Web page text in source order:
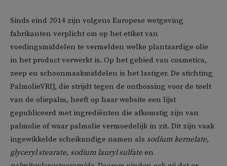
Sinds eind 2014 zijn volgens Europese wetgeving
fabrikanten verplicht om op het etiket van
voedingsmiddelen te vermelden welke plantaardige olie
in het product verwerkt is. Op het gebied van cosmetica,
zeep en schoonmaakmiddelen is het lastiger. De stichting
PalmolieVRIJ, die strijdt tegen de ontbossing voor de teelt
van de oliepalm, heeft op haar website een lijst
gepubliceerd met ingrediënten die afkomstig zijn van
palmolie of waar palmolie vermoedelijk in zit. Dit zijn vaak
ingewikkelde scheikundige namen als sodium kernelate,
glyceryl stearate, sodium lauryl sulfate en